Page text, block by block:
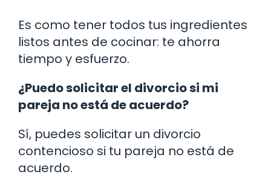
Es como tener todos tus ingredientes
listos antes de cocinar: te ahorra
tiempo y esfuerzo.
¿Puedo solicitar el divorcio si mi
pareja no está de acuerdo?
Sí, puedes solicitar un divorcio
contencioso si tu pareja no está de
acuerdo.